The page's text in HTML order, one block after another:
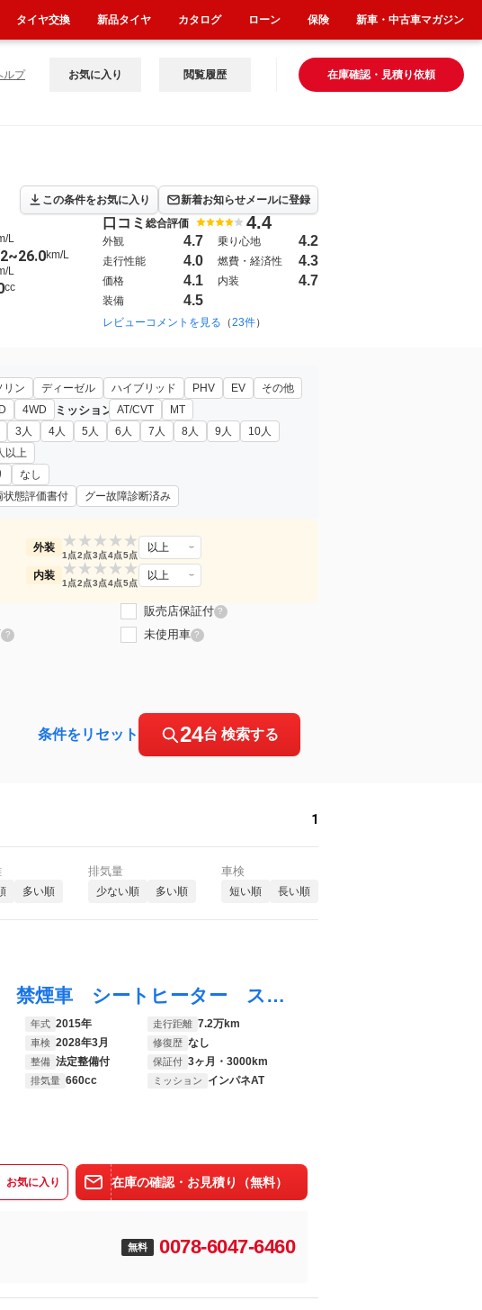
ルプ 在庫確認・見積り依頼
お気に入り 閲覧履歴
この条件をお気に入り 新着お知らせメールに登録
L
km/L
L
cc
口コミ 総合評価 4.4
外観 4.7 乗り心地 4.2
走行性能 4.0 燃費・経済性 4.3
価格 4.1 内装 4.7
装備 4.5
レビューコメントを見る （23件）
リン ディーゼル ハイブリッド PHV EV その他
4WD ミッション AT/CVT MT
3人 4人 5人 6人 7人 8人 9人
10人
以上
なし
状態評価書付 グー故障診断済み
外装 ★
1点
★
2点
★
3点
★
4点
★
5点
以上
内装 ★
1点
★
2点
★
3点
★
4点
★
5点
以上
販売店保証付 ?
? 未使用車 ?
条件をリセット 24台 検索する
1
多い順
排気量
少ない順 多い順
車検
短い順 長い順
アルトラパンショコラ Ｘ ４ＷＤ 禁煙車 シートヒーター スマートキー ＨＩＤヘッド ＥＴＣ オートライト オートエアコン アイドリングストップ パワーステアリング パワーウィンドウ トラクションコントロール
年式 2015年 走行距離 7.2万km
車検 2028年3月 修復歴 なし
整備 法定整備付 保証付 3ヶ月・3000km
排気量 660cc ミッション インパネAT
お気に入り 在庫の確認・お見積り（無料）
無料 0078-6047-6460
タイヤ交換 新品タイヤ カタログ ローン 保険 新車・中古車マガジン